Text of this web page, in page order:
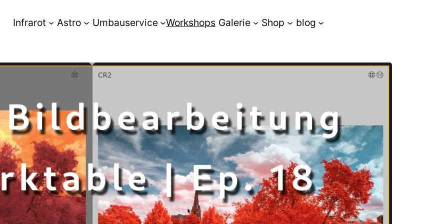
Infrarot Astro Umbauservice Workshops Galerie Shop blog